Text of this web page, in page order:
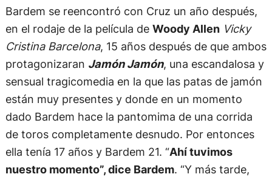
Bardem se reencontró con Cruz un año después,
en el rodaje de la película de Woody Allen Vicky
Cristina Barcelona, 15 años después de que ambos
protagonizaran Jamón Jamón, una escandalosa y
sensual tragicomedia en la que las patas de jamón
están muy presentes y donde en un momento
dado Bardem hace la pantomima de una corrida
de toros completamente desnudo. Por entonces
ella tenía 17 años y Bardem 21. “Ahí tuvimos
nuestro momento”, dice Bardem. “Y más tarde,